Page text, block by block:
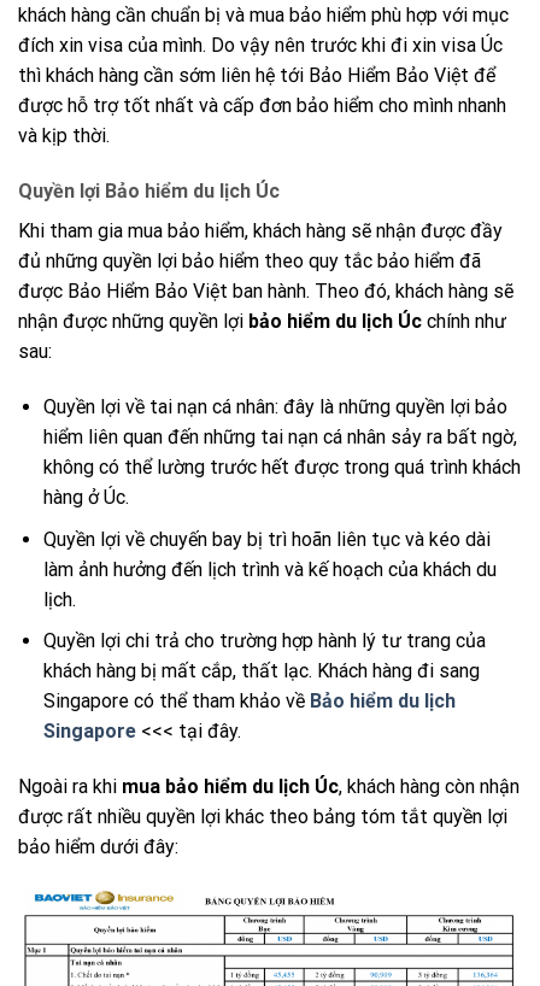
khách hàng cần chuẩn bị và mua bảo hiểm phù hợp với mục
đích xin visa của mình. Do vậy nên trước khi đi xin visa Úc
thì khách hàng cần sớm liên hệ tới Bảo Hiểm Bảo Việt để
được hỗ trợ tốt nhất và cấp đơn bảo hiểm cho mình nhanh
và kịp thời.
Quyền lợi Bảo hiểm du lịch Úc
Khi tham gia mua bảo hiểm, khách hàng sẽ nhận được đầy
đủ những quyền lợi bảo hiểm theo quy tắc bảo hiểm đã
được Bảo Hiểm Bảo Việt ban hành. Theo đó, khách hàng sẽ
nhận được những quyền lợi bảo hiểm du lịch Úc chính như
sau:
Quyền lợi về tai nạn cá nhân: đây là những quyền lợi bảo
hiểm liên quan đến những tai nạn cá nhân sảy ra bất ngờ,
không có thể lường trước hết được trong quá trình khách
hàng ở Úc.
Quyền lợi về chuyến bay bị trì hoãn liên tục và kéo dài
làm ảnh hưởng đến lịch trình và kế hoạch của khách du
lịch.
Quyền lợi chi trả cho trường hợp hành lý tư trang của
khách hàng bị mất cắp, thất lạc. Khách hàng đi sang
Singapore có thể tham khảo về Bảo hiểm du lịch
Singapore<<< tại đây.
Ngoài ra khi mua bảo hiểm du lịch Úc, khách hàng còn nhận
được rất nhiều quyền lợi khác theo bảng tóm tắt quyền lợi
bảo hiểm dưới đây: